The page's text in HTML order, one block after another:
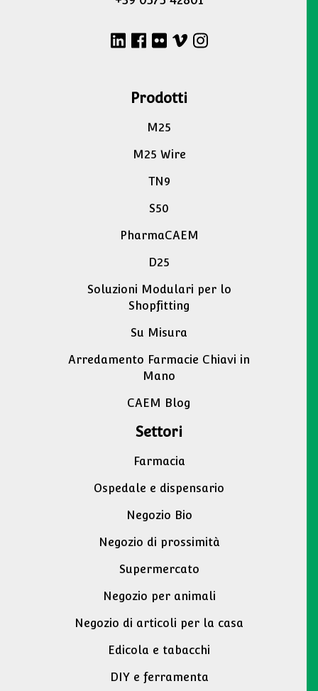
Prodotti
M25
M25 Wire
TN9
S50
PharmaCAEM
D25
Soluzioni Modulari per lo
Shopfitting
Su Misura
Arredamento Farmacie Chiavi in
Mano
CAEM Blog
Settori
Farmacia
Ospedale e dispensario
Negozio Bio
Negozio di prossimità
Supermercato
Negozio per animali
Negozio di articoli per la casa
Edicola e tabacchi
DIY e ferramenta